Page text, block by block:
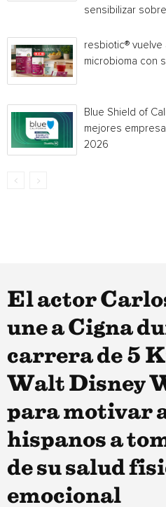
sensibilizar
resbiotic® vuelve
microbioma con
Blue Shield of
mejores
2026
El actor
une a Cigna
carrera de 5
Walt Disney
para motivar
hispanos a
de su salud
emocional